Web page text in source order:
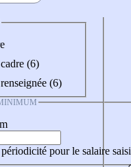
(6)
(6)
pour le salaire saisi